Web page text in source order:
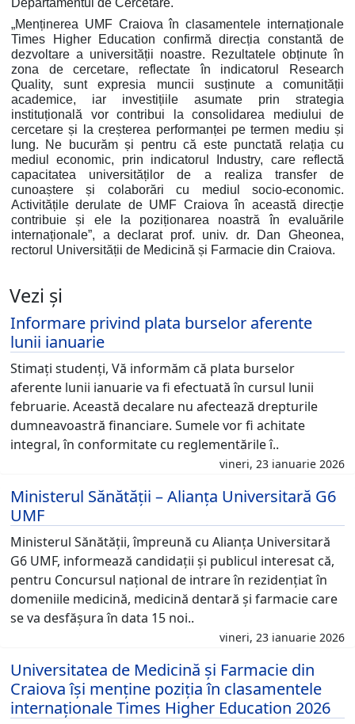
„Menținerea UMF Craiova în clasamentele internaționale
Times Higher Education confirmă direcția constantă de
dezvoltare a universității noastre. Rezultatele obținute în
zona de cercetare, reflectate în indicatorul Research
Quality, sunt expresia muncii susținute a comunității
academice, iar investițiile asumate prin strategia
instituțională vor contribui la consolidarea mediului de
cercetare și la creșterea performanței pe termen mediu și
lung. Ne bucurăm și pentru că este punctată relația cu
mediul economic, prin indicatorul Industry, care reflectă
capacitatea universităților de a realiza transfer de
cunoaștere și colaborări cu mediul socio-economic.
Activitățile derulate de UMF Craiova în această direcție
contribuie și ele la poziționarea noastră în evaluările
internaționale”, a declarat prof. univ. dr. Dan Gheonea,
rectorul Universității de Medicină și Farmacie din Craiova.
Vezi și
Informare privind plata burselor aferente
lunii ianuarie
Stimați studenți, Vă informăm că plata burselor
aferente lunii ianuarie va fi efectuată în cursul lunii
februarie. Această decalare nu afectează drepturile
dumneavoastră financiare. Sumele vor fi achitate
integral, în conformitate cu reglementările î..
vineri, 23 ianuarie 2026
Ministerul Sănătății – Alianța Universitară G6
UMF
Ministerul Sănătății, împreună cu Alianța Universitară
G6 UMF, informează candidații și publicul interesat că,
pentru Concursul național de intrare în rezidențiat în
domeniile medicină, medicină dentară și farmacie care
se va desfășura în data 15 noi..
vineri, 23 ianuarie 2026
Universitatea de Medicină și Farmacie din
Craiova își menține poziția în clasamentele
internaționale Times Higher Education 2026